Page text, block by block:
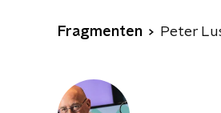
Fragmenten Peter